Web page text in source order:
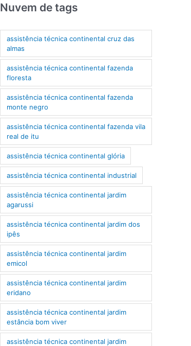
Nuvem de tags
assistência técnica continental cruz das
almas
assistência técnica continental fazenda
floresta
assistência técnica continental fazenda
monte negro
assistência técnica continental fazenda vila
real de itu
assistência técnica continental glória
assistência técnica continental industrial
assistência técnica continental jardim
agarussi
assistência técnica continental jardim dos
ipês
assistência técnica continental jardim
emicol
assistência técnica continental jardim
eridano
assistência técnica continental jardim
estância bom viver
assistência técnica continental jardim